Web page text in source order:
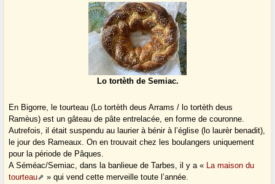
Lo tortèth de Semiac.
En Bigorre, le tourteau (Lo tortèth deus Arrams / lo tortèth deus
Ramèus) est un gâteau de pâte entrelacée, en forme de couronne.
Autrefois, il était suspendu au laurier à bénir à l’église (lo laurèr benadit),
le jour des Rameaux. On en trouvait chez les boulangers uniquement
pour la période de Pâques.
A Séméac/Semiac, dans la banlieue de Tarbes, il y a « La maison du
tourteau
» qui vend cette merveille toute l’année.